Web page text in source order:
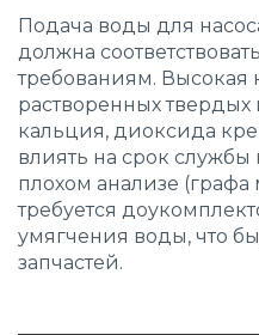
Подача воды для
должна
требованиям. Высокая
растворенных твердых
кальция, диоксида
влиять на срок
плохом анализе
требуется
умягчения воды, что
запчастей.